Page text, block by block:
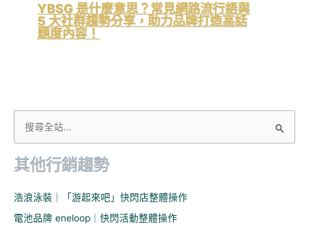
YBSG 是什麼意思？常見網路流行語與
5 大社群趨勢分享，助力品牌打造高話
題度內容！
關
字
:
其他行銷趨勢
浩浪泳裝｜「游起來吧」快閃店整體操作
電池品牌 eneloop｜快閃活動整體操作